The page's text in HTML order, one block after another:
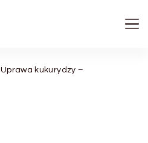
Uprawa kukurydzy –